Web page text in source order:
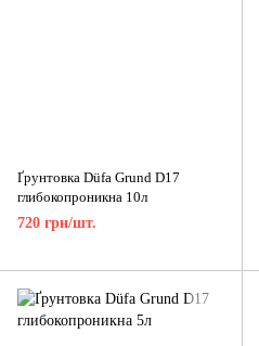
Ґрунтовка Düfa Grund D17
глибокопроникна 10л
720 грн/шт.